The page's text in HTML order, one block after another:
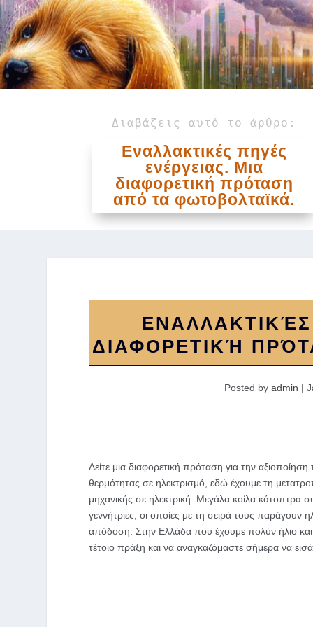
Διαβάζεις αυτό το άρθρο:
Εναλλακτικές πηγές
ενέργειας. Μια
διαφορετική πρόταση
από τα φωτοβολταϊκά.
ΔΙΑΦΟΡΕΤΙΚΉ
Posted byadmin |
Δείτε μια διαφορετική πρόταση για την
θερμότητας σε ηλεκτρισμό, εδώ έχουμε τη
μηχανικής σε ηλεκτρική. Μεγάλα κοίλα κάτοπτρα
γεννήτριες, οι οποίες με τη σειρά τους παράγουν
απόδοση. Στην Ελλάδα που έχουμε πολύν ήλιο και
τέτοιο πράξη και να αναγκαζόμαστε σήμερα να